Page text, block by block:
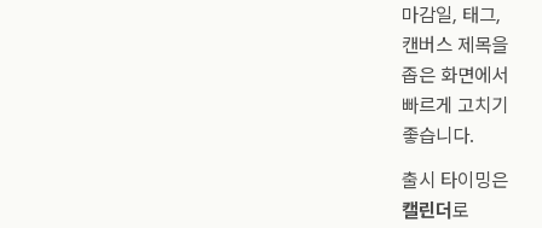
마감일, 태그,
캔버스 제목을
좁은 화면에서
빠르게 고치기
좋습니다.
출시 타이밍은
캘린더 로